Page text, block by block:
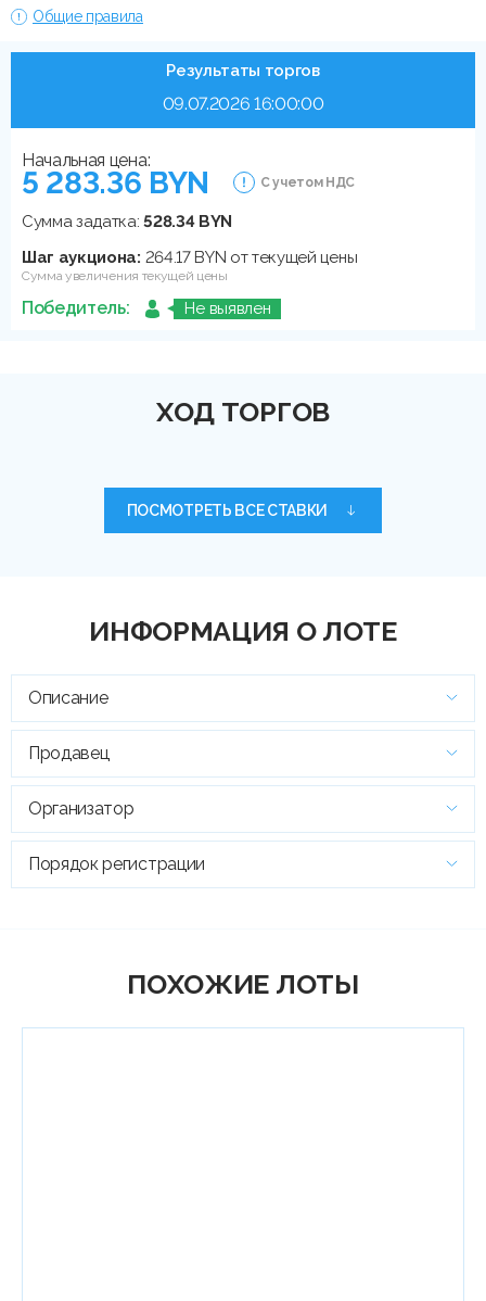
Общие правила
Результаты торгов
09.07.2026 16:00:00
Начальная цена:
5 283.36 BYN С учетом НДС
Сумма задатка:528.34 BYN
Шаг аукциона: 264.17 BYN от текущей цены
Сумма увеличения текущей цены
Победитель: Не выявлен
ХОД ТОРГОВ
ПОСМОТРЕТЬ ВСЕ СТАВКИ
ИНФОРМАЦИЯ О ЛОТЕ
Описание
Продавец
Организатор
Порядок регистрации
ПОХОЖИЕ ЛОТЫ